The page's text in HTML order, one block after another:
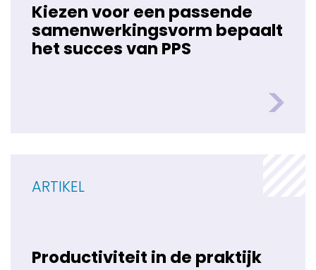
Kiezen voor een passende
samenwerkingsvorm bepaalt
het succes van PPS
ARTIKEL
Productiviteit in de praktijk